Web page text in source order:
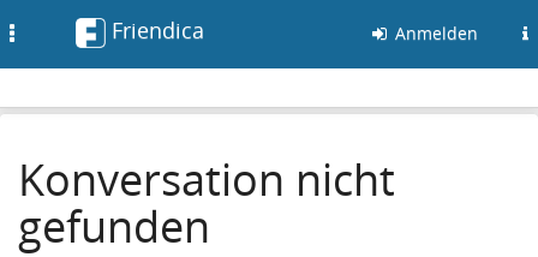
Friendica Anmelden
Konversation nicht
gefunden